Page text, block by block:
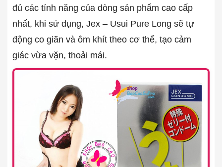
đủ các tính năng của dòng sản phẩm cao cấp
nhất, khi sử dụng, Jex – Usui Pure Long sẽ tự
động co giãn và ôm khít theo cơ thể, tạo cảm
giác vừa vặn, thoải mái.